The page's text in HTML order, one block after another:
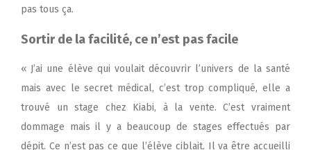
pas tous ça.
Sortir de la facilité, ce n’est pas facile
« J’ai une élève qui voulait découvrir l’univers de la santé
mais avec le secret médical, c’est trop compliqué, elle a
trouvé un stage chez Kiabi, à la vente. C’est vraiment
dommage mais il y a beaucoup de stages effectués par
dépit. Ce n’est pas ce que l’élève ciblait. Il va être accueilli